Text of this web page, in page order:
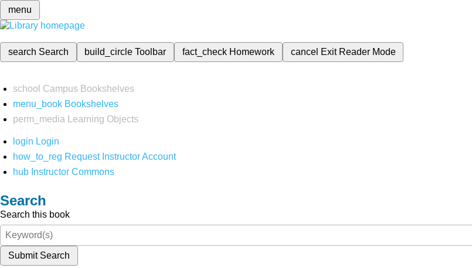
menu
search Search build_circleToolbar fact_check Homework cancel Exit Reader Mode
school Campus Bookshelves
menu_book Bookshelves
perm_media
Learning Objects
login Login
how_to_reg Request Instructor Account
hub Instructor Commons
Search
Search this book
Submit Search